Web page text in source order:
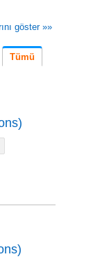
göster »»
Tümü